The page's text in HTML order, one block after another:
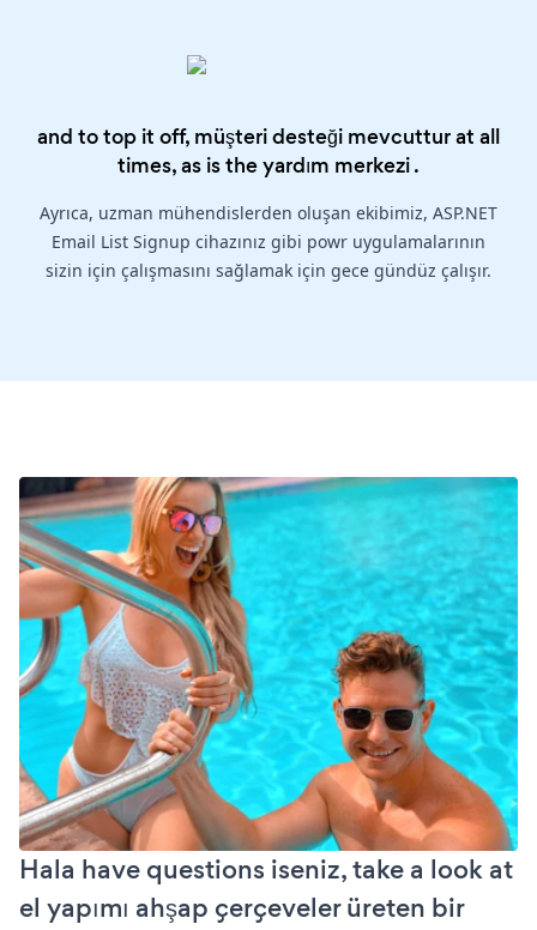
and to top it off, müşteri desteği mevcuttur at all
times, as is theyardım merkezi.
Ayrıca, uzman mühendislerden oluşan ekibimiz, ASP.NET
Email List Signup cihazınız gibi powr uygulamalarının
sizin için çalışmasını sağlamak için gece gündüz çalışır.
Hala have questions iseniz, take a look at
el yapımı ahşap çerçeveler üreten bir